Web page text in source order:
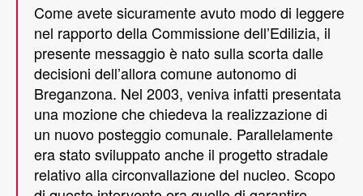
Come avete sicuramente avuto modo di leggere
nel rapporto della Commissione dell’Edilizia, il
presente messaggio è nato sulla scorta dalle
decisioni dell’allora comune autonomo di
Breganzona. Nel 2003, veniva infatti presentata
una mozione che chiedeva la realizzazione di
un nuovo posteggio comunale. Parallelamente
era stato sviluppato anche il progetto stradale
relativo alla circonvallazione del nucleo. Scopo